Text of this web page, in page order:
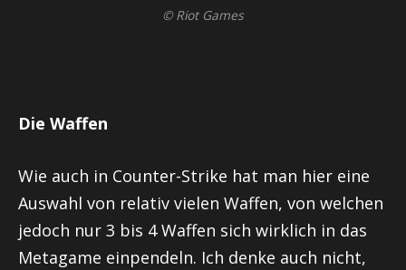
© Riot Games
Die Waffen
Wie auch in Counter-Strike hat man hier eine
Auswahl von relativ vielen Waffen, von welchen
jedoch nur 3 bis 4 Waffen sich wirklich in das
Metagame einpendeln. Ich denke auch nicht,